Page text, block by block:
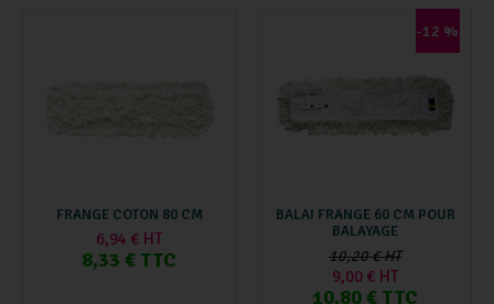
FRANGE COTON 80 CM
6,94 € HT
8,33 € TTC
-12 %
BALAI FRANGE 60 CM POUR
BALAYAGE
10,20 € HT
9,00 € HT
10,80 € TTC